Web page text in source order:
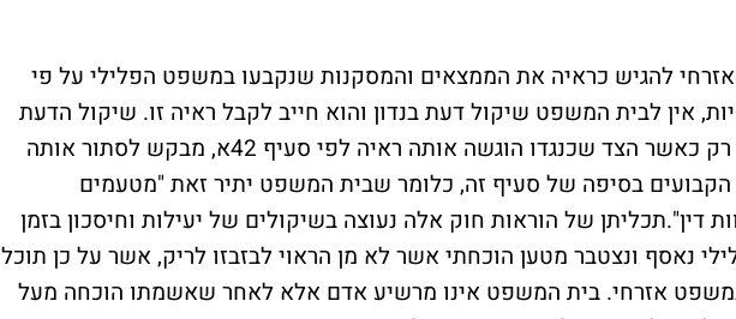
להגיש כראיה את הממצאים והמסקנות שנקבעו במשפט הפלילי על פי
הראיות, אין לבית המשפט שיקול דעת בנדון והוא חייב לקבל ראיה זו. שיקול הדעת
של בית המשפט מופעל רק כאשר הצד שכנגדו הוגשה אותה ראיה לפי סעיף 42א, מבקש לסתור אותה
ובסייגים הקבועים בסיפה של סעיף זה, כלומר שבית המשפט יתיר זאת "מטעמים
דין".תכליתן של הוראות חוק אלה נעוצה בשיקולים של יעילות וחיסכון בזמן
נאסף ונצטבר מטען הוכחתי אשר לא מן הראוי לבזבזו לריק, אשר על כן תוכל
אזרחי. בית המשפט אינו מרשיע אדם אלא לאחר שאשמתו הוכחה מעל